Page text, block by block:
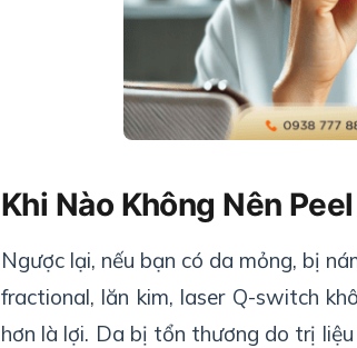
Khi Nào Không Nên
Ngược lại, nếu bạn có da mỏng, bị
fractional, lăn kim, laser Q-switch
hơn là lợi. Da bị tổn thương do trị